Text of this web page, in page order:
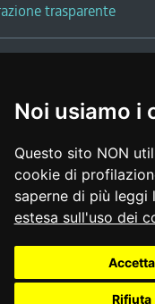
Noi usiamo i
Questo sito NON
cookie di
saperne di più leggi
estesa sull'uso dei
Accetta
Rifiuta
trasparente
Tessitori
|note legali |
social media policy
di accessibilità |
cookie